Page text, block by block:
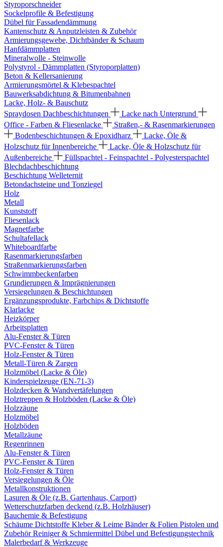
Styroporschneider
Sockelprofile & Befestigung
Dübel für Fassadendämmung
Kantenschutz & Anputzleisten & Zubehör
Armierungsgewebe, Dichtbänder & Schaum
Hanfdämmplatten
Mineralwolle - Steinwolle
Polystyrol - Dämmplatten (Styroporplatten)
Beton & Kellersanierung
Armierungsmörtel & Klebespachtel
Bauwerksabdichtung & Bitumenbahnen
Lacke, Holz- & Bauschutz
Spraydosen Dachbeschichtungen
Lacke nach Untergrund
Office - Farben & Fliesenlacke
Straßen,- & Rasenmarkierungen
Bodenbeschichtungen & Epoxidharz
Lacke, Öle &
Holzschutz für Innenbereiche
Lacke, Öle & Holzschutz für
Außenbereiche
Füllspachtel - Feinspachtel - Polyesterspachtel
Blechdachbeschichtung
Beschichtung Welleternit
Betondachsteine und Tonziegel
Holz
Metall
Kunststoff
Fliesenlack
Magnetfarbe
Schultafellack
Whiteboardfarbe
Rasenmarkierungsfarben
Straßenmarkierungsfarben
Schwimmbeckenfarben
Grundierungen & Imprägnierungen
Versiegelungen & Beschichtungen
Ergänzungsprodukte, Farbchips & Dichtstoffe
Klarlacke
Heizkörper
Arbeitsplatten
Alu-Fenster & Türen
PVC-Fenster & Türen
Holz-Fenster & Türen
Metall-Türen & Zargen
Holzmöbel (Lacke & Öle)
Kinderspielzeuge (EN-71-3)
Holzdecken & Wandvertäfelungen
Holztreppen & Holzböden (Lacke & Öle)
Holzzäune
Holzmöbel
Holzböden
Metallzäune
Regenrinnen
Alu-Fenster & Türen
PVC-Fenster & Türen
Holz-Fenster & Türen
Versiegelungen & Öle
Metallkonstruktionen
Lasuren & Öle (z.B. Gartenhaus, Carport)
Wetterschutzfarben deckend (z.B. Holzhäuser)
Bauchemie & Befestigung
Schäume Dichtstoffe Kleber & Leime Bänder & Folien Pistolen und
ZubehörReiniger & Schmiermittel Dübel und Befestigungstechnik
Malerbedarf & Werkzeuge